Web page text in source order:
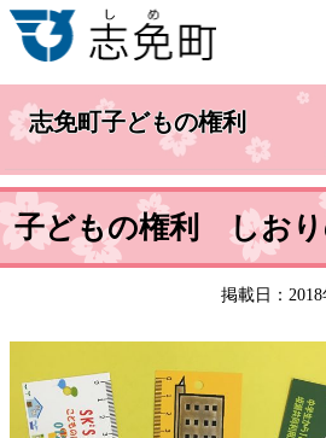
志免町子どもの権利
子どもの権利 しおり
掲載日：2018